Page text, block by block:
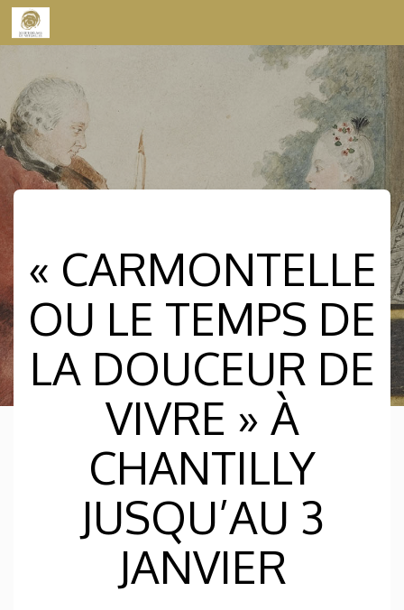
Skip to content
« CARMONTELLE
OU LE TEMPS DE
LA DOUCEUR DE
VIVRE » À
CHANTILLY
JUSQU’AU 3
JANVIER